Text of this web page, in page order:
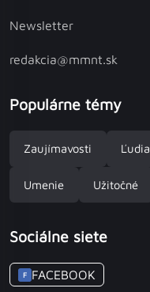
Newsletter
redakcia@mmnt.sk
Populárne témy
Zaujímavosti Ľudia
Umenie Užitočné
Sociálne siete
F FACEBOOK